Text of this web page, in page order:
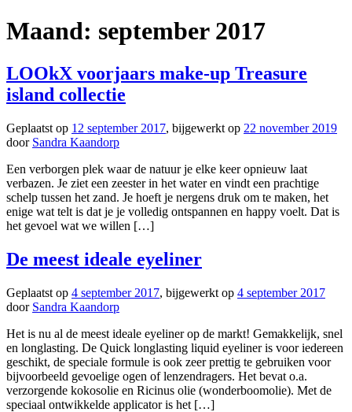
Maand: september 2017
LOOkX voorjaars make-up Treasure
island collectie
Geplaatst op 12 september 2017, bijgewerkt op 22 november 2019
door Sandra Kaandorp
Een verborgen plek waar de natuur je elke keer opnieuw laat
verbazen. Je ziet een zeester in het water en vindt een prachtige
schelp tussen het zand. Je hoeft je nergens druk om te maken, het
enige wat telt is dat je je volledig ontspannen en happy voelt. Dat is
het gevoel wat we willen […]
De meest ideale eyeliner
Geplaatst op 4 september 2017, bijgewerkt op 4 september 2017
door Sandra Kaandorp
Het is nu al de meest ideale eyeliner op de markt! Gemakkelijk, snel
en longlasting. De Quick longlasting liquid eyeliner is voor iedereen
geschikt, de speciale formule is ook zeer prettig te gebruiken voor
bijvoorbeeld gevoelige ogen of lenzendragers. Het bevat o.a.
verzorgende kokosolie en Ricinus olie (wonderboomolie). Met de
speciaal ontwikkelde applicator is het […]